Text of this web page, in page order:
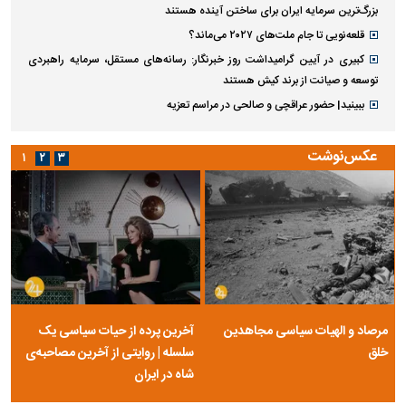
بزرگ‌ترین سرمایه ایران برای ساختن آینده هستند
قلعه‌نویی تا جام ملت‌های ۲۰۲۷ می‌ماند؟
کبیری در آیین گرامیداشت روز خبرنگار: رسانه‌های مستقل، سرمایه راهبردی
توسعه و صیانت از برند کیش هستند
ببینید| حضور عراقچی و صالحی در مراسم تعزیه
عکس‌نوشت
مرصاد و الهیات سیاسی مجاهدین
خلق
آخرین پرده از حیات سیاسی یک
سلسله | روایتی از آخرین مصاحبه‌ی
شاه در ایران
۱ ۲ ۳